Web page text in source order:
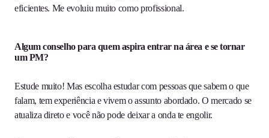
eficientes. Me evoluiu muito como profissional.
Algum conselho para quem aspira entrar na área e se tornar
um PM?
Estude muito! Mas escolha estudar com pessoas que sabem o que
falam, tem experiência e vivem o assunto abordado. O mercado se
atualiza direto e você não pode deixar a onda te engolir.